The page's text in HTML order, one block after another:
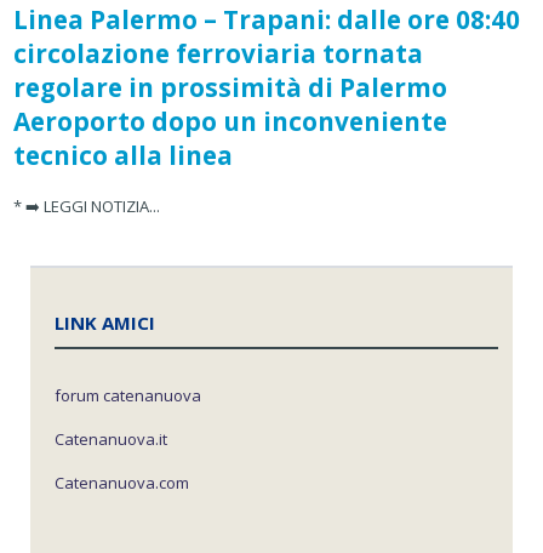
Linea Palermo – Trapani: dalle ore 08:40
circolazione ferroviaria tornata
regolare in prossimità di Palermo
Aeroporto dopo un inconveniente
tecnico alla linea
* ➡️ LEGGI NOTIZIA...
LINK AMICI
forum catenanuova
Catenanuova.it
Catenanuova.com